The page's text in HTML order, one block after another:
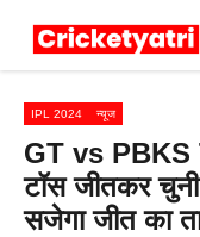
IPL 2024 न्यूज
GT vs PBKS
टॉस जीतकर
सजेगा जीत का